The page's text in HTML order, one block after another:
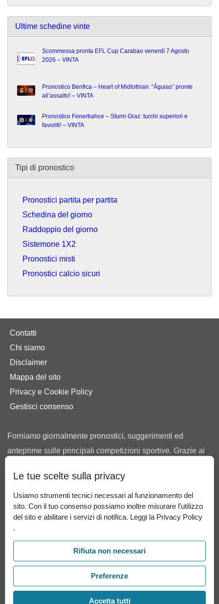
Ultime schedine vinte
Scommessa pronta EFL Cup Carabao venerdì 7 Agosto
2026 – VINTA
Pronostico Benfica – Heart of Midlothian: “Águias” pronte
all’assalto! – VINTA
Pronostico Fenerbahce – Sturm Graz: turchi superiori e
favoriti! – VINTA
Tipi di pronostico
Pronostici partita per partita
Schedina del giorno
Raddoppio del giorno
Sistemone 1X2
Pronostici misti
Pronostici calcio sicuri
Contatti
Chi siamo
Disclaimer
Mappa del sito
Privacy e Cookie Policy
Gestisci consenso
Forniamo giornalmente pronostici, suggerimenti ed
anteprime sulle principali competizioni sportive. Grazie ai
bookmaker in possesso di regolare concessione ad
operare in Italia rilasciata dall’Agenzia delle Dogane e dei
Monopoli.
vietato ai minori di 18 anni.Gioco Responsabile-
Probabilità di vincita.
Le tue scelte sulla privacy
Usiamo strumenti tecnici necessari al funzionamento del
sito. Con il tuo consenso possiamo inoltre misurare l’utilizzo
del sito e abilitare i servizi di notifica. Leggi la Privacy Policy
.
Rifiuta non necessari
Preferenze
Accetta tutti